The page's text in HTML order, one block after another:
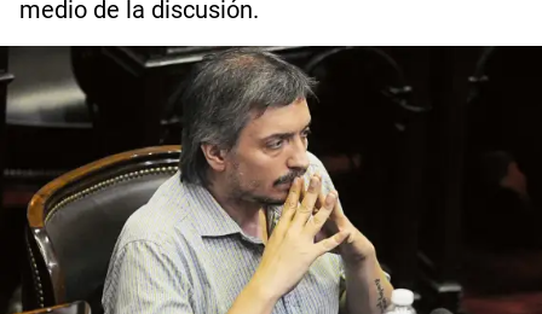
medio de la discusión.